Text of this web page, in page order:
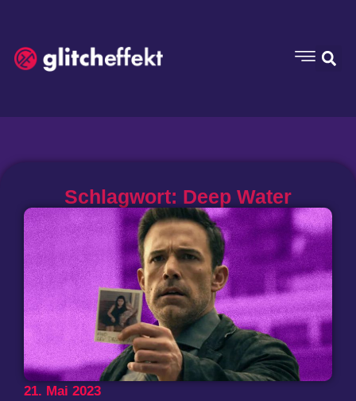
Schlagwort: Deep Water
21. Mai 2023